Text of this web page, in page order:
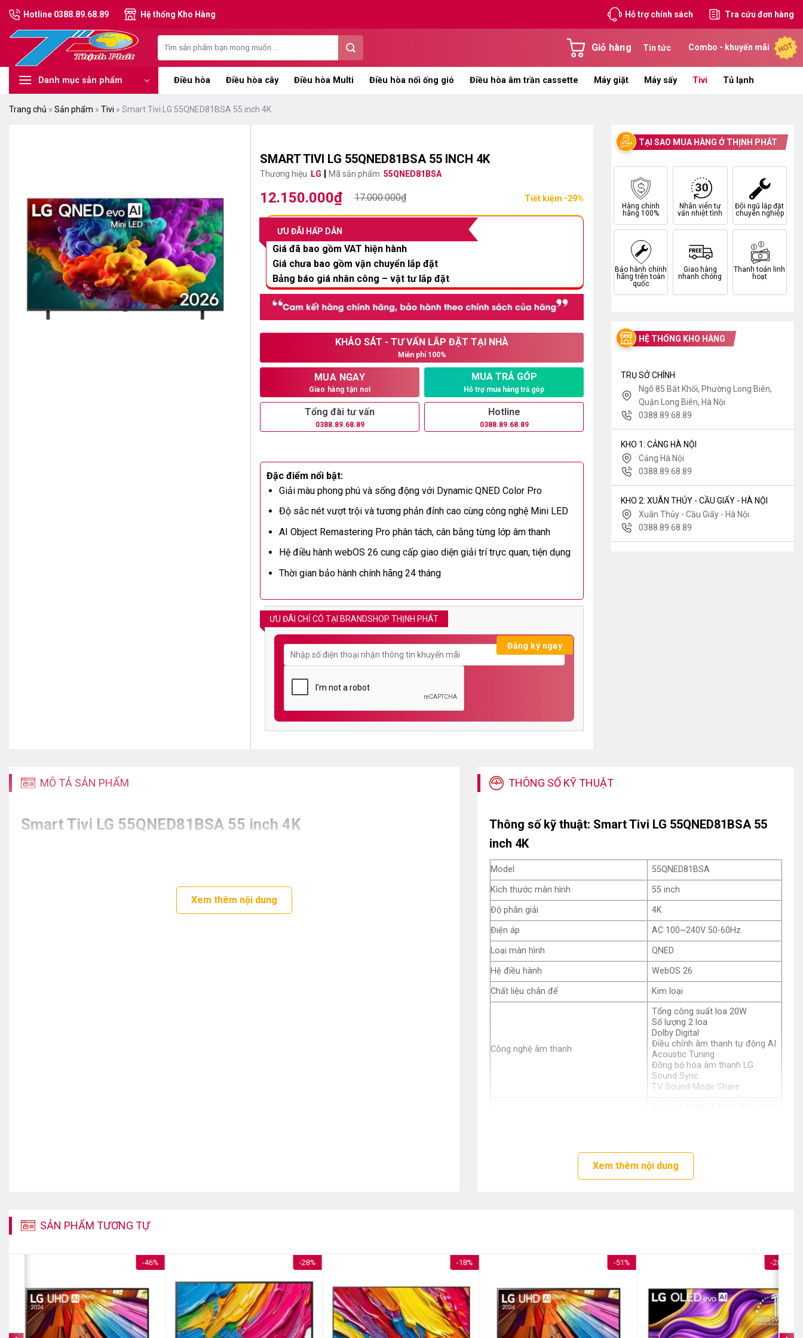
Chuyển
đến
nội
Hotline 0388.89.68.89 Hệ thống Kho Hàng Hỗ trợ chính sách Tra cứu đơn hàng
kiếm:
Giỏ hàng Tin tức Combo - khuyến mãi HOT
Danh mục sản phẩm Điều hòa Điều hòa cây Điều hòa Multi Điều hòa nối ống gió Điều hòa âm trần cassette Máy giặt Máy sấy Tivi Tủ lạnh
Trang chủ » Sản phẩm » Tivi » Smart Tivi LG 55QNED81BSA 55 inch 4K
SMART TIVI LG 55QNED81BSA 55 INCH 4K
Thương hiệu LG Mã sản phẩm 55QNED81BSA
17.000.000₫
Giá
17.000.000₫.
12.150.000₫
Giá
là:
12.150.000₫.
Tiết kiệm -29%
ƯU ĐÃI HẤP DẪN
Giá đã bao gồm VAT hiện hành
Giá chưa bao gồm vận chuyển lắp đặt
Bảng báo giá nhân công – vật tư lắp đặt
KHẢO SÁT - TƯ VẤN LẮP ĐẶT TẠI NHÀ
Miễn phí 100%
MUA NGAY
Giao hàng tận nơi
MUA TRẢ GÓP
Hỗ trợ mua hàng trả góp
Tổng đài tư vấn
0388.89.68.89
Hotline
0388.89.68.89
Đặc điểm nổi bật:
Giải màu phong phú và sống động với Dynamic QNED Color Pro
Độ sắc nét vượt trội và tương phản đỉnh cao cùng công nghệ Mini LED
AI Object Remastering Pro phân tách, cân bằng từng lớp âm thanh
Hệ điều hành webOS 26 cung cấp giao diện giải trí trực quan, tiện dụng
Thời gian bảo hành chính hãng 24 tháng
ƯU ĐÃI CHỈ CÓ TẠI BRANDSHOP THỊNH PHÁT
TẠI SAO MUA HÀNG Ở THỊNH PHÁT
Hàng chính
hãng 100%
Nhân viên tư
vấn nhiệt tình
Đội ngũ lắp đặt
chuyên nghiệp
Bảo hành chính
hãng trên toàn
quốc
Giao hàng
nhanh chóng
Thanh toán linh
hoạt
HỆ THỐNG KHO HÀNG
TRỤ SỞ CHÍNH
Ngõ 85 Bát Khối, Phường Long Biên,
Quận Long Biên, Hà Nội
0388.89.68.89
KHO 1: CẢNG HÀ NỘI
Cảng Hà Nội
0388.89.68.89
KHO 2: XUÂN THỦY - CẦU GIẤY - HÀ NỘI
Xuân Thủy - Cầu Giấy - Hà Nội
0388.89.68.89
MÔ TẢ SẢN PHẨM
Smart Tivi LG 55QNED81BSA 55 inch 4K
Xem thêm nội dung
THÔNG SỐ KỸ THUẬT
Thông số kỹ thuật: Smart Tivi LG 55QNED81BSA 55
inch 4K
Model
55QNED81BSA
Kích thước màn hình
55 inch
Độ phân giải
4K
Điện áp
AC 100~240V 50-60Hz
Loại màn hình
QNED
Hệ điều hành
WebOS 26
Chất liệu chân đế
Kim loại
Công nghệ âm thanh
Tổng công suất loa 20W
Số lượng 2 loa
Dolby Digital
Điều chỉnh âm thanh tự động AI
Acoustic Tuning
Đồng bộ hóa âm thanh LG
Sound Sync
TV Sound Mode Share
Tự động hiệu chỉnh
Dynamic Tone Mapping
AI HDR Remastering
FILMMAKER MODE™
3 cổng HDMI có 1 cổng HDMI
cổng eARC (ARC)
Tiện ích
Tìm kiếm giọng nói trên YouTube
bằng tiếng Việt
AI Magic Remote MR26
Xem thêm nội dung
SẢN PHẨM TƯƠNG TỰ
-46% -28% -18% -51% -28%